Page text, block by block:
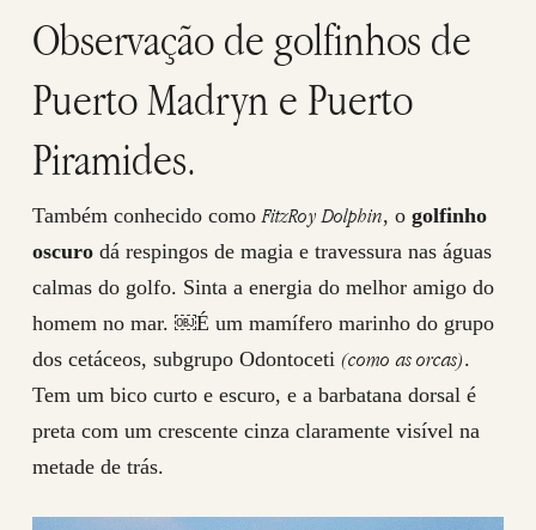
Observação de golfinhos de
Puerto Madryn e Puerto
Piramides.
Também conhecido comoFitzRoy Dolphin, ogolfinho
oscurodá respingos de magia e travessura nas águas
calmas do golfo. Sinta a energia do melhor amigo do
homem no mar. ￼É um mamífero marinho do grupo
dos cetáceos, subgrupo Odontoceti (como as orcas).
Tem um bico curto e escuro, e a barbatana dorsal é
preta com um crescente cinza claramente visível na
metade de trás.